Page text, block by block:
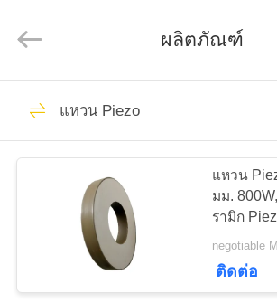
บ้าน
ผลิตภัณฑ์
Shenzhen
Ltd..
Reserved.
PZT เครื่องแปลง
สัญญาณอัลตร
นิก
ผลิตภัณฑ์
แหวน Piezo
แหวน
มม.
รามิก
สำหรับหน้
negotiable
ติดต่อ